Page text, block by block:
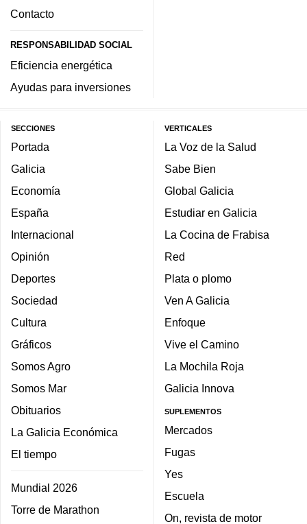
Contacto
RESPONSABILIDAD SOCIAL
Eficiencia energética
Ayudas para inversiones
SECCIONES
Portada
Galicia
Economía
España
Internacional
Opinión
Deportes
Sociedad
Cultura
Gráficos
Somos Agro
Somos Mar
Obituarios
La Galicia Económica
El tiempo
Mundial 2026
Torre de Marathon
VERTICALES
La Voz de la Salud
Sabe Bien
Global Galicia
Estudiar en Galicia
La Cocina de Frabisa
Red
Plata o plomo
Ven A Galicia
Enfoque
Vive el Camino
La Mochila Roja
Galicia Innova
SUPLEMENTOS
Mercados
Fugas
Yes
Escuela
On, revista de motor